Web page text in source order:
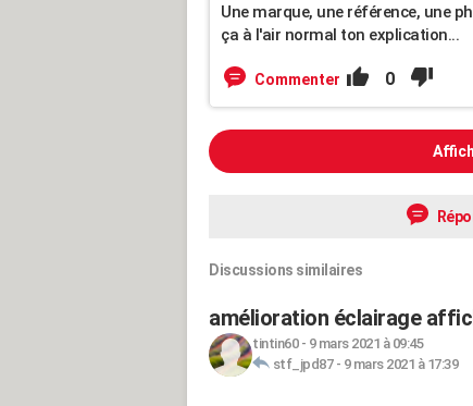
Une marque, une référence, une
ça à l'air normal ton explication...
Commenter 0
Discussions similaires
amélioration éclairage
tintin60- 9 mars 2021 à 09:45
stf_jpd87- 9 mars 2021 à 17:39